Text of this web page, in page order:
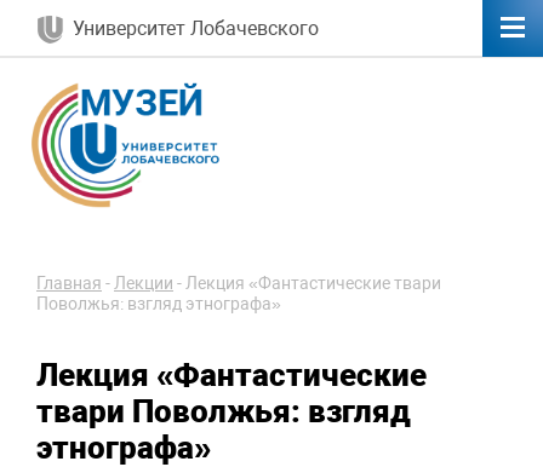
Университет Лобачевского
Главная -Лекции -Лекция «Фантастические твари
Поволжья: взгляд этнографа»
Лекция «Фантастические
твари Поволжья: взгляд
этнографа»